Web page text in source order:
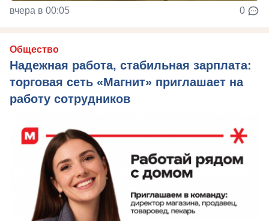
вчера в 00:05 0
Общество
Надежная работа, стабильная зарплата:
торговая сеть «Магнит» приглашает на
работу сотрудников